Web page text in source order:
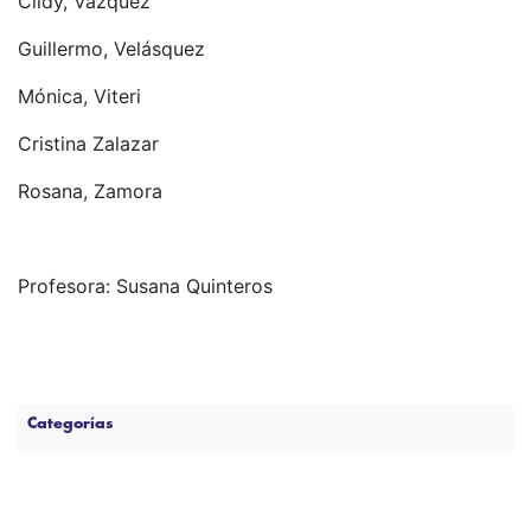
Guillermo, Velásquez
Mónica, Viteri
Cristina Zalazar
Rosana, Zamora
Profesora: Susana Quinteros
Categorías